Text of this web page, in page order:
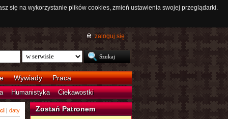
się na wykorzystanie plików cookies, zmień ustawienia swojej przeglądarki.
zaloguj się
Wywiady Praca
Humanistyka Ciekawostki
| daty Zostań Patronem